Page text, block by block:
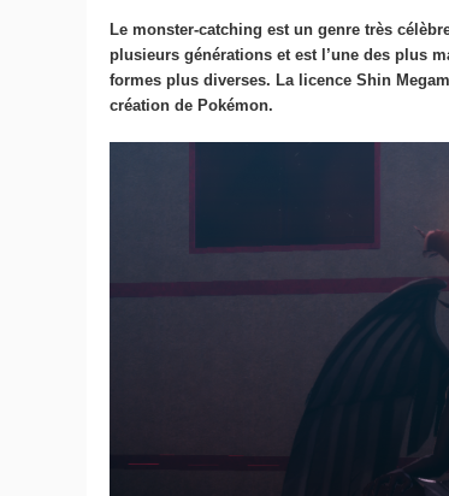
Le monster-catching est un genre très
plusieurs générations et est l’une des plus
formes plus diverses. La licence Shin
création de Pokémon.